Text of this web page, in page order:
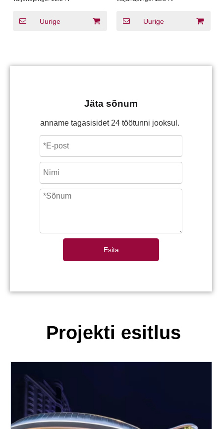
Uurige Uurige
Jäta sõnum
anname tagasisidet 24 töötunni jooksul.
Esita
Projekti esitlus